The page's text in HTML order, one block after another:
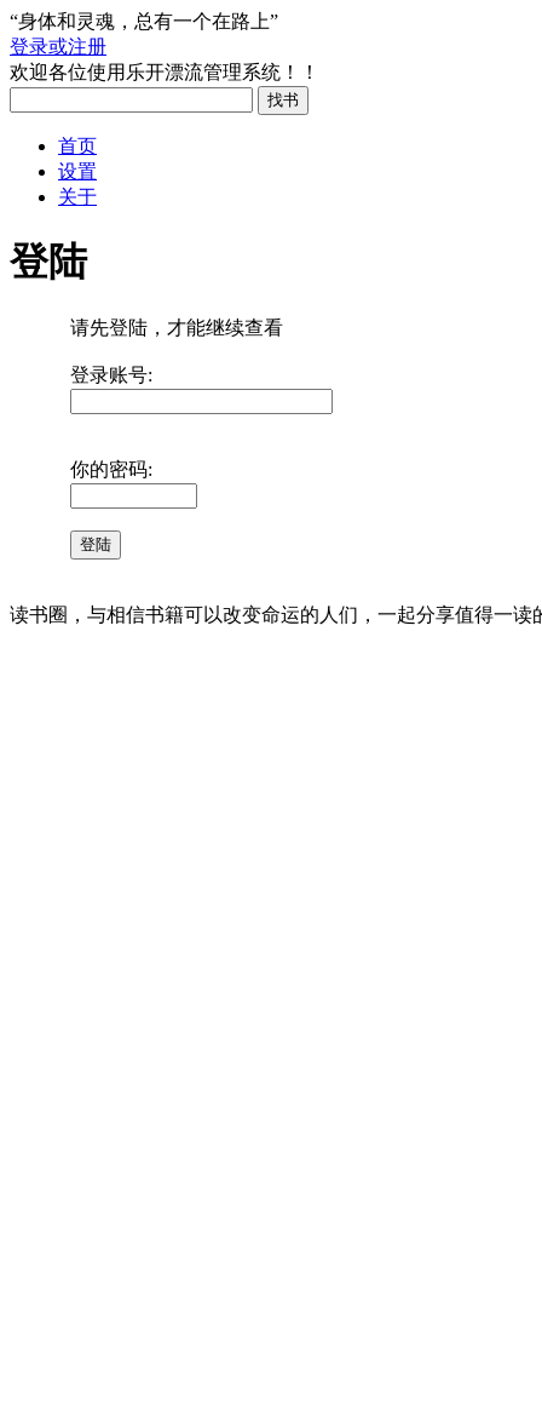
“身体和灵魂，总有一个在路上”
登录或注册
欢迎各位使用乐开漂流管理系统！！
首页
设置
关于
登陆
请先登陆，才能继续查看
登录账号:
你的密码:
读书圈，与相信书籍可以改变命运的人们，一起分享值得一读